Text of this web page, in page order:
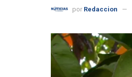
por Redaccion